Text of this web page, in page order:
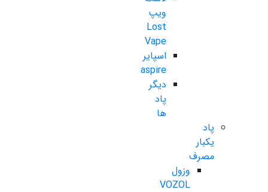
ویپ
Lost
Vape
اسپایر
aspire
دیگر
پاد
ها
پاد
یکبار
مصرف
وزول
VOZOL